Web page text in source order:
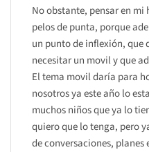
No obstante, pensar en
pelos de punta, porque
un punto de inflexión, que
necesitar un movil y que
El tema movil daría para
nosotros ya este año lo
muchos niños que ya lo
quiero que lo tenga, pero
de conversaciones,